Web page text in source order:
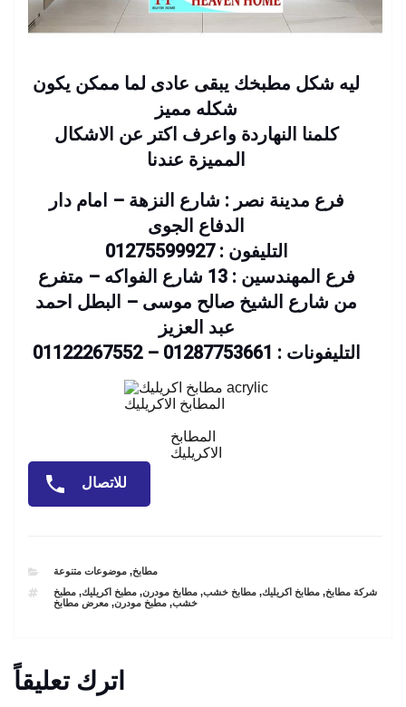
ليه شكل مطبخك يبقى عادى لما ممكن يكون
شكله مميز
كلمنا النهاردة واعرف اكتر عن الاشكال
المميزة عندنا
فرع مدينة نصر : شارع النزهة – امام دار
الدفاع الجوى
التليفون : 01275599927
فرع المهندسين : 13 شارع الفواكه – متفرع
من شارع الشيخ صالح موسى – البطل احمد
عبد العزيز
التليفونات : 01287753661 – 01122267552
المطابخ الاكريليك
المطابخ
الاكريليك
للاتصال
CATEGORIES مطابخ,موضوعات متنوعة
TAGS
شركة مطابخ,مطابخ اكريليك,مطابخ خشب,مطابخ مودرن,مطبخ اكريليك,مطبخ
خشب,مطبخ مودرن,معرض مطابخ
اترك تعليقاً